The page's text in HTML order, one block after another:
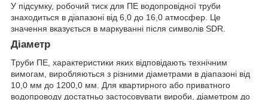
У підсумку, робочий тиск для ПЕ водопровідної труби
знаходиться в діапазоні від 6,0 до 16,0 атмосфер. Це
значення вказується в маркуванні після символів SDR.
Діаметр
Труби ПЕ, характеристики яких відповідають технічним
вимогам, виробляються з різними діаметрами в діапазоні від
10,0 мм до 1200,0 мм. Для квартирного або приватного
водопроводу достатньо застосовувати вироби, діаметром до